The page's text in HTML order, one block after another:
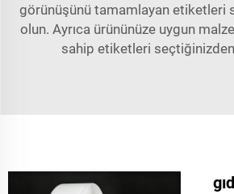
görünüşünü tamamlayan etiketleri
olun. Ayrıca ürününüze uygun
sahip etiketleri